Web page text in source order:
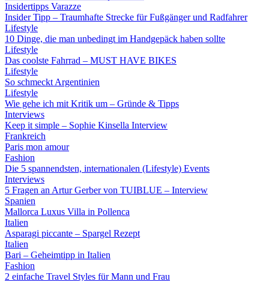
Insidertipps Varazze
Insider Tipp – Traumhafte Strecke für Fußgänger und Radfahrer
Lifestyle
10 Dinge, die man unbedingt im Handgepäck haben sollte
Lifestyle
Das coolste Fahrrad – MUST HAVE BIKES
Lifestyle
So schmeckt Argentinien
Lifestyle
Wie gehe ich mit Kritik um – Gründe & Tipps
Interviews
Keep it simple – Sophie Kinsella Interview
Frankreich
Paris mon amour
Fashion
Die 5 spannendsten, internationalen (Lifestyle) Events
Interviews
5 Fragen an Artur Gerber von TUIBLUE – Interview
Spanien
Mallorca Luxus Villa in Pollenca
Italien
Asparagi piccante – Spargel Rezept
Italien
Bari – Geheimtipp in Italien
Fashion
2 einfache Travel Styles für Mann und Frau